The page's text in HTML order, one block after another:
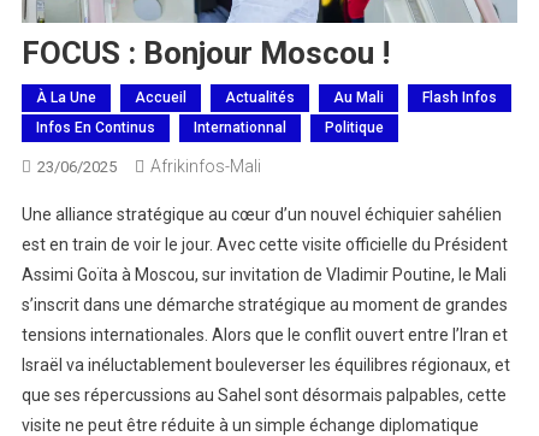
FOCUS : Bonjour Moscou !
À La Une Accueil Actualités Au Mali
Flash Infos
Infos En Continus
Internationnal Politique
23/06/2025 Afrikinfos-Mali
Une alliance stratégique au cœur d’un nouvel échiquier sahélien
est en train de voir le jour. Avec cette visite officielle du Président
Assimi Goïta à Moscou, sur invitation de Vladimir Poutine, le Mali
s’inscrit dans une démarche stratégique au moment de grandes
tensions internationales. Alors que le conflit ouvert entre l’Iran et
Israël va inéluctablement bouleverser les équilibres régionaux, et
que ses répercussions au Sahel sont désormais palpables, cette
visite ne peut être réduite à un simple échange diplomatique